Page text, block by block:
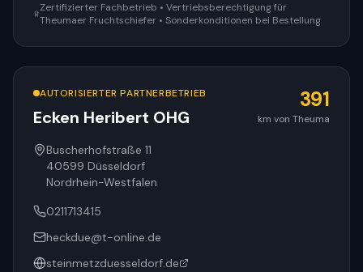
Zertifizierter Fachbetrieb • Vertriebsberechtigung für
Theumaer Fruchtschiefer • Sonderkonditionen bei Bestellung
AUTORISIERTER PARTNERBETRIEB
Ecken Heribert OHG
391
km von Theuma
Buscherhofstraße 11
40599 Düsseldorf
Nordrhein-Westfalen
0211713415
heckdue@t-online.de
steinmetzduesseldorf.de